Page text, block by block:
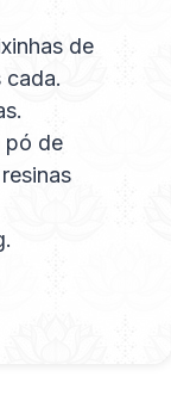
de
cada.
pó de